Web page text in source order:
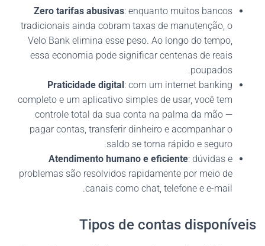
Zero tarifas abusivas: enquanto muitos bancos
tradicionais ainda cobram taxas de manutenção, o
Velo Bank elimina esse peso. Ao longo do tempo,
essa economia pode significar centenas de reais
poupados.
Praticidade digital: com um internet banking
completo e um aplicativo simples de usar, você tem
controle total da sua conta na palma da mão —
pagar contas, transferir dinheiro e acompanhar o
saldo se torna rápido e seguro.
Atendimento humano e eficiente: dúvidas e
problemas são resolvidos rapidamente por meio de
canais como chat, telefone e e-mail.
Tipos de contas disponíveis